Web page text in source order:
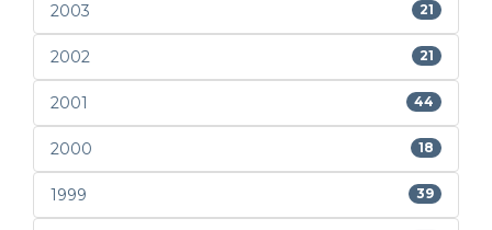
2003 21
2002 21
2001 44
2000 18
1999 39